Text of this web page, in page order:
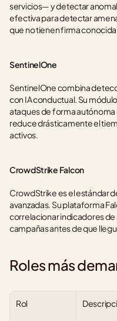
servicios— y detectar
efectiva para detectar
que no tienen firma
SentinelOne
SentinelOne combina
con IA conductual. Su
ataques de forma autónoma
reduce drásticamente el
activos.
CrowdStrike Falcon
CrowdStrike es el estándar
avanzadas. Su plataforma
correlacionar indicadores de
campañas antes de que
Roles más
Rol